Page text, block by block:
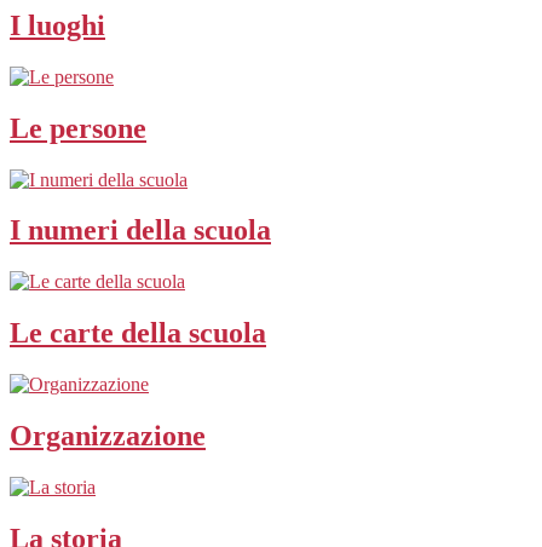
I luoghi
Le persone
I numeri della scuola
Le carte della scuola
Organizzazione
La storia